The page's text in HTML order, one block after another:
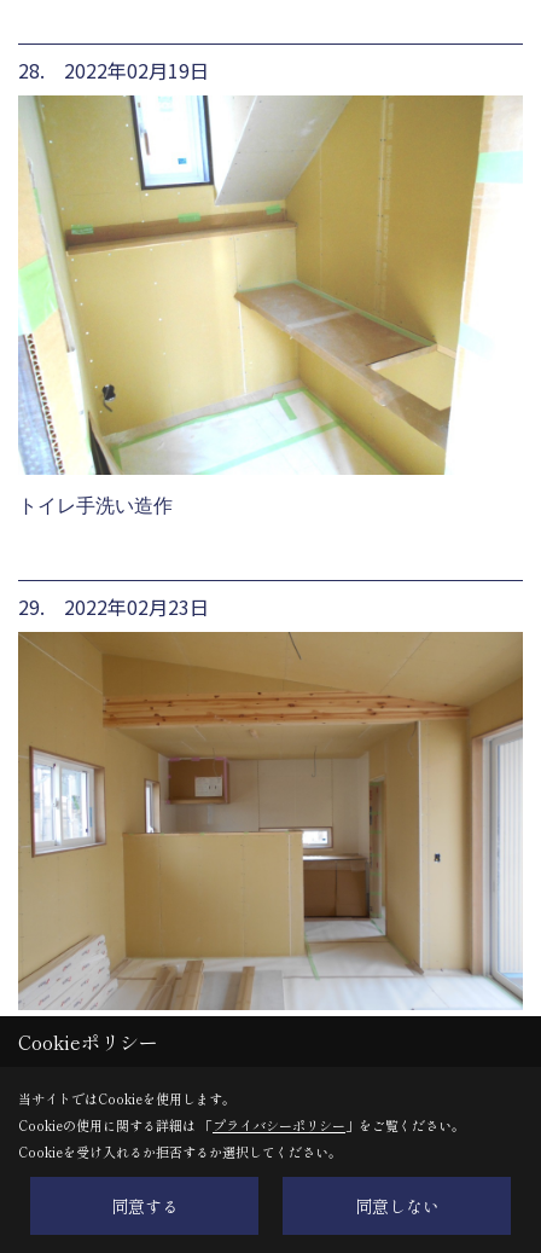
28. 2022年02月19日
トイレ手洗い造作
29. 2022年02月23日
内部ボード貼り
30. 2022年02月25日
Cookieポリシー
当サイトではCookieを使用します。
Cookieの使用に関する詳細は 「プライバシーポリシー 」をご覧ください。
Cookieを受け入れるか拒否するか選択してください。
同意する 同意しない